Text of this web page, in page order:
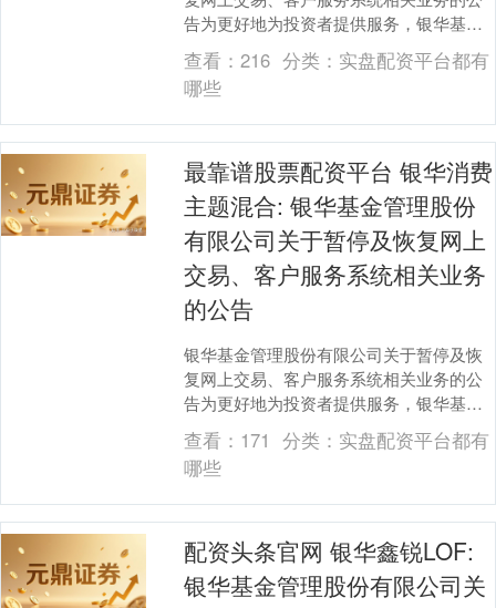
告为更好地为投资者提供服务，银华基金
管理股份有限公司（以下简称“本公司”）将
进行系统升级....
查看：216 分类： 实盘配资平台都有
哪些
最靠谱股票配资平台 银华消费
主题混合: 银华基金管理股份
有限公司关于暂停及恢复网上
交易、客户服务系统相关业务
的公告
银华基金管理股份有限公司关于暂停及恢
复网上交易、客户服务系统相关业务的公
告为更好地为投资者提供服务，银华基金
管理股份有限公司（以下简称“本公司”）将
进行系统升级....
查看： 171 分类： 实盘配资平台都有
哪些
配资头条官网 银华鑫锐LOF:
银华基金管理股份有限公司关